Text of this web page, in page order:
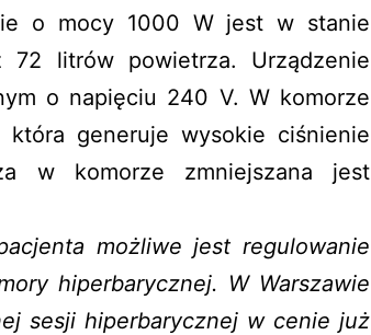
o mocy 1000 W jest w stanie
litrów powietrza. Urządzenie
o napięciu 240 V. W komorze
generuje wysokie ciśnienie
w komorze zmniejszana jest
możliwe jest regulowanie
hiperbarycznej. W Warszawie
sesji hiperbarycznej w cenie już